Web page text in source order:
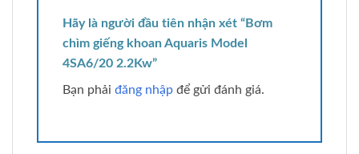
Hãy là người đầu tiên nhận xét “Bơm
chìm giếng khoan Aquaris Model
4SA6/20 2.2Kw”
Bạn phải đăng nhập để gửi đánh giá.